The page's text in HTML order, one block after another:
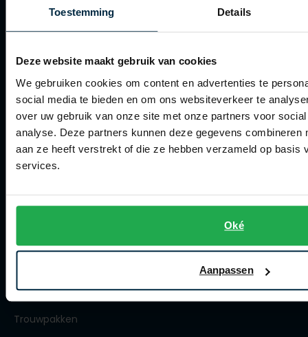
Toestemming Details
Deze website maakt gebruik van cookies
We gebruiken cookies om content en advertenties te
social media te bieden en om ons websiteverkeer te
over uw gebruik van onze site met onze partners voor
analyse. Deze partners kunnen deze gegevens combineren
aan ze heeft verstrekt of die ze hebben verzameld op basis
services.
Oké
Aanpassen
Roy Robson
Schiesser
Secrid
Slater
State of Art
Superdry
Actievoorwaarden
Artikelonderhoud
Winkel
Winkel
Openingstijden
Contact winkel
Spierings Herenmode
Over Spierings
Lengtematen herenkleding
Trouwpakken